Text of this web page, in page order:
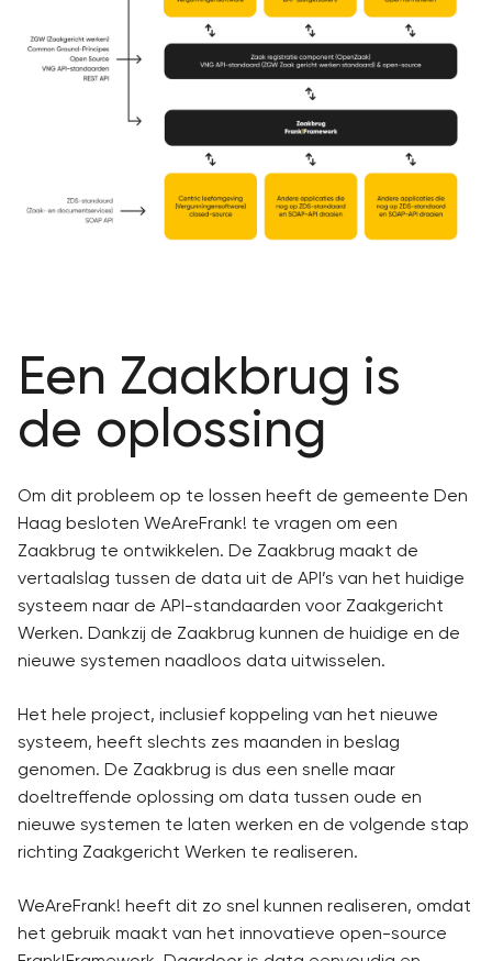
Een Zaakbrug is
de oplossing
Om dit probleem op te lossen heeft de gemeente Den
Haag besloten WeAreFrank! te vragen om een
Zaakbrug te ontwikkelen. De Zaakbrug maakt de
vertaalslag tussen de data uit de API’s van het huidige
systeem naar de API-standaarden voor Zaakgericht
Werken. Dankzij de Zaakbrug kunnen de huidige en de
nieuwe systemen naadloos data uitwisselen.
Het hele project, inclusief koppeling van het nieuwe
systeem, heeft slechts zes maanden in beslag
genomen. De Zaakbrug is dus een snelle maar
doeltreffende oplossing om data tussen oude en
nieuwe systemen te laten werken en de volgende stap
richting Zaakgericht Werken te realiseren.
WeAreFrank! heeft dit zo snel kunnen realiseren, omdat
het gebruik maakt van het innovatieve open-source